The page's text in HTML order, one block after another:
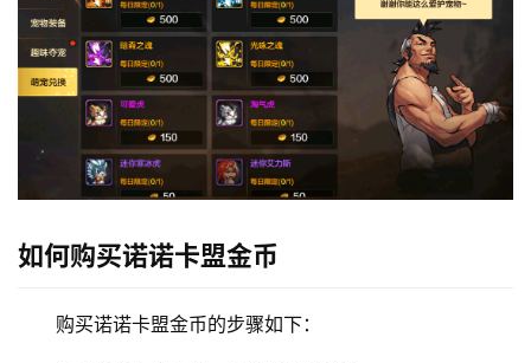
如何购买诺诺卡盟金币
购买诺诺卡盟金币的步骤如下：